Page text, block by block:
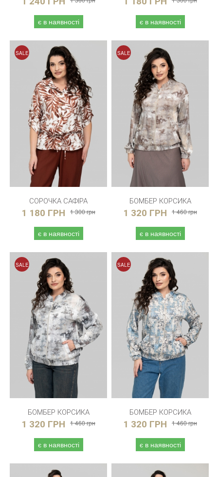
є в наявності є в наявності
SALE
СОРОЧКА САФІРА
1 180 ГРН 1 300 грн
є в наявності
SALE
БОМБЕР КОРСИКА
1 320 ГРН 1 460 грн
є в наявності
SALE
БОМБЕР КОРСИКА
1 320 ГРН 1 460 грн
є в наявності
SALE
БОМБЕР КОРСИКА
1 320 ГРН 1 460 грн
є в наявності